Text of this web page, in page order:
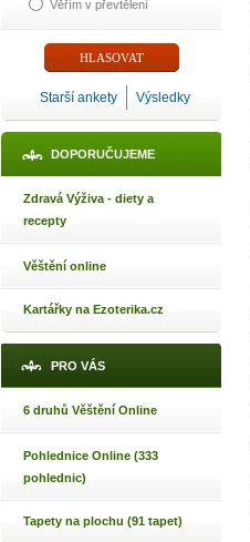
Věřím v převtělení
Starší ankety Výsledky
DOPORUČUJEME
Zdravá Výživa - diety a
recepty
Věštění online
Kartářky na Ezoterika.cz
PRO VÁS
6 druhů Věštění Online
Pohlednice Online (333
pohlednic)
Tapety na plochu (91 tapet)